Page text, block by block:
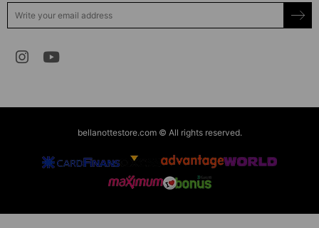
bellanottestore.com © All rights reserved.